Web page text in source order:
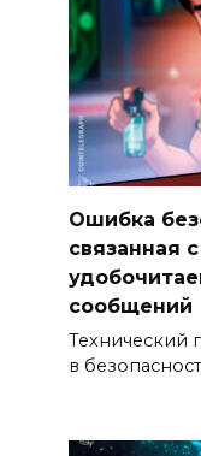
Ошибка
связанная
сообщений
Технический
в